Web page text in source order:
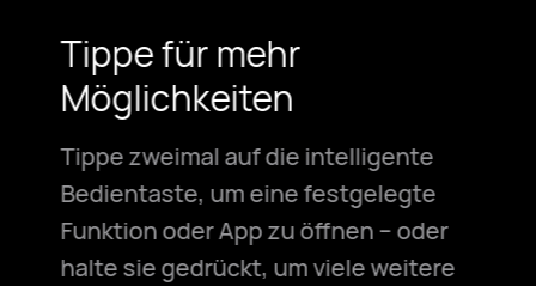
Tippe für mehr
Möglichkeiten
Tippe zweimal auf die intelligente
Bedientaste, um eine festgelegte
Funktion oder App zu öffnen – oder
halte sie gedrückt, um viele weitere